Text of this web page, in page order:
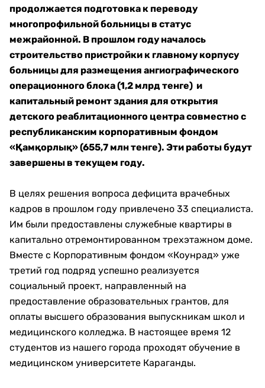
продолжается подготовка к переводу
многопрофильной больницы в статус
межрайонной. В прошлом году началось
строительство пристройки к главному корпусу
больницы для размещения ангиографического
операционного блока (1,2 млрд тенге) и
капитальный ремонт здания для открытия
детского реаблитационного центра совместно с
республиканским корпоративным фондом
«Қамқорлық» (655,7 млн тенге). Эти работы будут
завершены в текущем году.
В целях решения вопроса дефицита врачебных
кадров в прошлом году привлечено 33 специалиста.
Им были предоставлены служебные квартиры в
капитально отремонтированном трехэтажном доме.
Вместе с Корпоративным фондом «Коунрад» уже
третий год подряд успешно реализуется
социальный проект, направленный на
предоставление образовательных грантов, для
оплаты высшего образования выпускникам школ и
медицинского колледжа. В настоящее время 12
студентов из нашего города проходят обучение в
медицинском университете Караганды.